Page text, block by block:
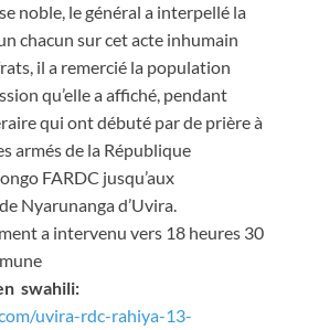
noble, le général a interpellé la
chacun sur cet acte inhumain
il a remercié la population
qu’elle a affiché, pendant
qui ont débuté par de prière à
armés de la République
FARDC jusqu’aux
Nyarunanga d’Uvira.
a intervenu vers 18 heures 30
swahili:
uvira-rdc-rahiya-13-